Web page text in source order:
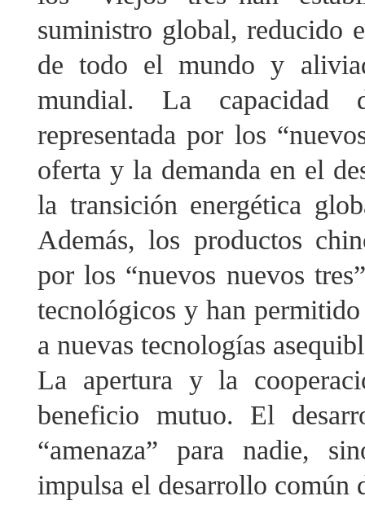
suministro global, reducido
de todo el mundo y
mundial. La capacidad
representada por los
oferta y la demanda en el
la transición energética
Además, los productos
por los “nuevos nuevos
tecnológicos y han permitido
a nuevas tecnologías
La apertura y la
beneficio mutuo. El
“amenaza” para nadie,
impulsa el desarrollo común